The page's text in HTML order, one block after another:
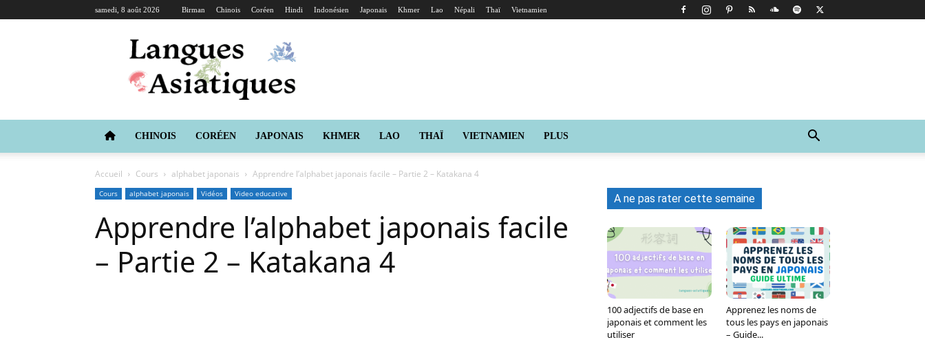
samedi, 8 août 2026 Birman Chinois Coréen Hindi Indonésien Japonais Khmer Lao Népali Thaï Vietnamien
Langues
Asiatiques
CHINOIS CORÉEN JAPONAIS KHMER LAO THAÏ VIETNAMIEN PLUS
Accueil Cours alphabet japonais Apprendre l’alphabet japonais facile – Partie 2 – Katakana 4
Cours alphabet japonais Vidéos Video educative
Apprendre l’alphabet japonais facile
– Partie 2 – Katakana 4
Tumblr WhatsApp Viber
A ne pas rater cette semaine
100 adjectifs de base en
japonais et comment les
utiliser
Apprenez les noms de
tous les pays en japonais
– Guide...